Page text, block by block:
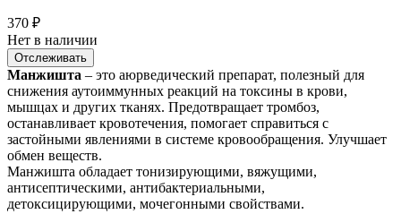
370 ₽
Нет в наличии
Отслеживать
Манжишта – это аюрведический препарат, полезный для
снижения аутоиммунных реакций на токсины в крови,
мышцах и других тканях. Предотвращает тромбоз,
останавливает кровотечения, помогает справиться с
застойными явлениями в системе кровообращения. Улучшает
обмен веществ.
Манжишта обладает тонизирующими, вяжущими,
антисептическими, антибактериальными,
детоксицирующими, мочегонными свойствами.